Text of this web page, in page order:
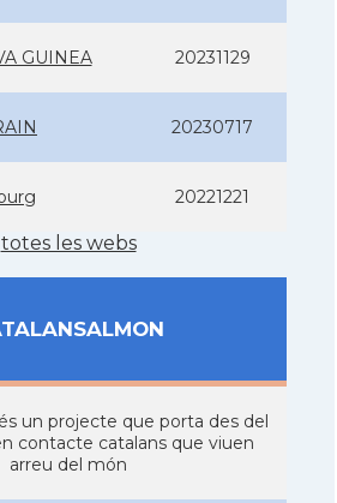
GUINEA 20231129
20230717
20221221
totes les webs
un projecte que porta des del
contacte catalans que viuen
arreu del món